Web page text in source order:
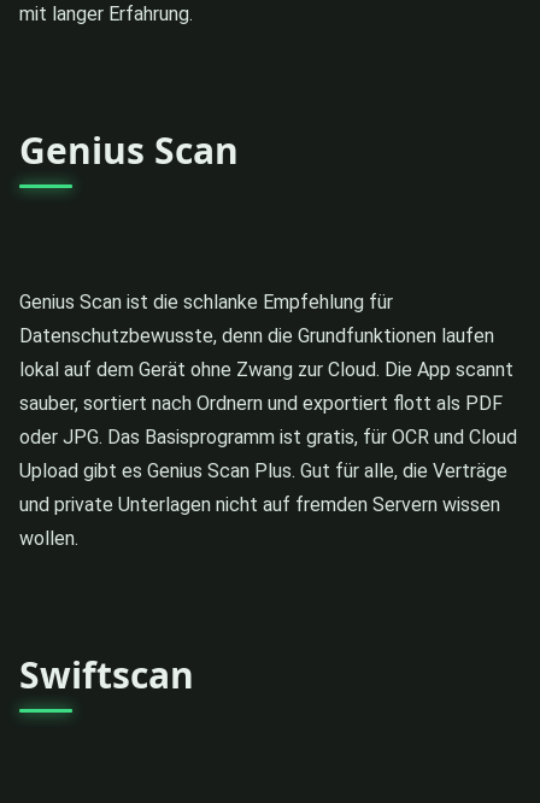
mit langer Erfahrung.
Genius Scan
Genius Scan ist die schlanke Empfehlung für
Datenschutzbewusste, denn die Grundfunktionen laufen
lokal auf dem Gerät ohne Zwang zur Cloud. Die App scannt
sauber, sortiert nach Ordnern und exportiert flott als PDF
oder JPG. Das Basisprogramm ist gratis, für OCR und Cloud
Upload gibt es Genius Scan Plus. Gut für alle, die Verträge
und private Unterlagen nicht auf fremden Servern wissen
wollen.
Swiftscan